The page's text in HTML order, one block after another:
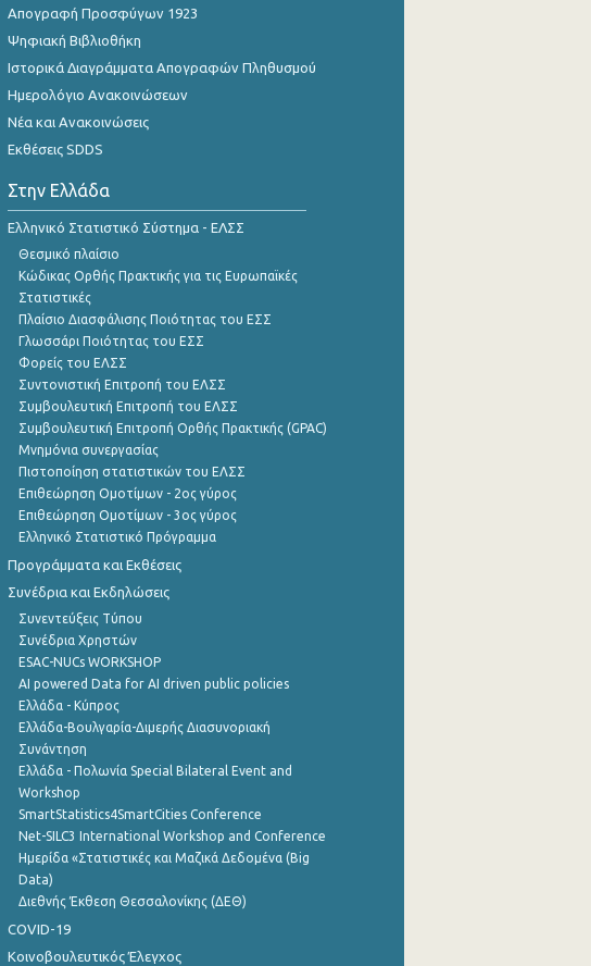
Απογραφή Προσφύγων 1923
Ψηφιακή Βιβλιοθήκη
Ιστορικά Διαγράμματα Απογραφών Πληθυσμού
Ημερολόγιο Ανακοινώσεων
Νέα και Ανακοινώσεις
Εκθέσεις SDDS
Στην Ελλάδα
Ελληνικό Στατιστικό Σύστημα - ΕΛΣΣ
Θεσμικό πλαίσιο
Κώδικας Ορθής Πρακτικής για τις Ευρωπαϊκές
Στατιστικές
Πλαίσιο Διασφάλισης Ποιότητας του ΕΣΣ
Γλωσσάρι Ποιότητας του ΕΣΣ
Φορείς του ΕΛΣΣ
Συντονιστική Επιτροπή του ΕΛΣΣ
Συμβουλευτική Επιτροπή του ΕΛΣΣ
Συμβουλευτική Επιτροπή Ορθής Πρακτικής (GPAC)
Μνημόνια συνεργασίας
Πιστοποίηση στατιστικών του ΕΛΣΣ
Επιθεώρηση Ομοτίμων - 2ος γύρος
Επιθεώρηση Ομοτίμων - 3ος γύρος
Ελληνικό Στατιστικό Πρόγραμμα
Προγράμματα και Εκθέσεις
Συνέδρια και Εκδηλώσεις
Συνεντεύξεις Τύπου
Συνέδρια Χρηστών
ESAC-NUCs WORKSHOP
AI powered Data for AI driven public policies
Ελλάδα - Κύπρος
Ελλάδα-Βουλγαρία-Διμερής Διασυνοριακή
Συνάντηση
Ελλάδα - Πολωνία Special Bilateral Event and
Workshop
SmartStatistics4SmartCities Conference
Net-SILC3 International Workshop and Conference
Ημερίδα «Στατιστικές και Μαζικά Δεδομένα (Big
Data)
Διεθνής Έκθεση Θεσσαλονίκης (ΔΕΘ)
COVID-19
Κοινοβουλευτικός Έλεγχος